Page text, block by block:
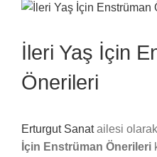
View
Image
İleri Yaş İçin
Önerileri
Erturgut Sanatailesi
İçin Enstrüman Önerileri